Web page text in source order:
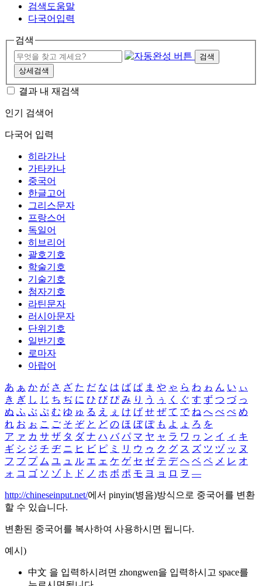
검색도움말
다국어입력
검색
검색
상세검색
결과 내 재검색
인기 검색어
다국어 입력
히라가나
가타카나
중국어
한글고어
그리스문자
프랑스어
독일어
히브리어
괄호기호
학술기호
기술기호
첨자기호
라틴문자
러시아문자
단위기호
일반기호
로마자
아랍어
あ ぁ か が さ ざ た だ な は ば ぱ ま や ゃ ら わ ゎ ん い ぃ
き ぎ し じ ち ぢ に ひ び ぴ み り う ぅ く ぐ す ず つ づ っ
ぬ ふ ぶ ぷ む ゆ ゅ る え ぇ け げ せ ぜ て で ね へ べ ぺ め
れ お ぉ こ ご そ ぞ と ど の ほ ぼ ぽ も よ ょ ろ を
ア ァ カ サ ザ タ ダ ナ ハ バ パ マ ヤ ャ ラ ワ ヮ ン イ ィ キ
ギ シ ジ チ ヂ ニ ヒ ビ ピ ミ リ ウ ゥ ク グ ス ズ ツ ヅ ッ ヌ
フ ブ プ ム ユ ュ ル エ ェ ケ ゲ セ ゼ テ デ ヘ ベ ペ メ レ オ
ォ コ ゴ ソ ゾ ト ド ノ ホ ボ ポ モ ヨ ョ ロ ヲ ―
http://chineseinput.net/에서 pinyin(병음)방식으로 중국어를 변환
할 수 있습니다.
변환된 중국어를 복사하여 사용하시면 됩니다.
예시)
中文 을 입력하시려면 zhongwen을 입력하시고 space를